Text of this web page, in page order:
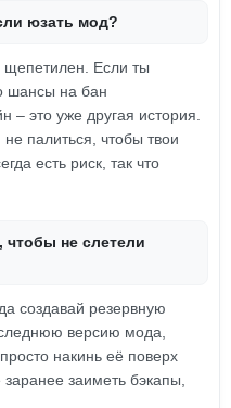
юзать мод?
щепетилен. Если ты
шансы на бан
– это уже другая история.
палиться, чтобы твои
есть риск, так что
чтобы не слетели
создавай резервную
версию мода,
накинь её поверх
заиметь бэкапы,